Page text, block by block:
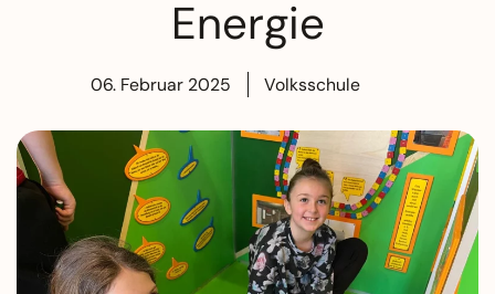
Energie
06. Februar 2025 Volksschule